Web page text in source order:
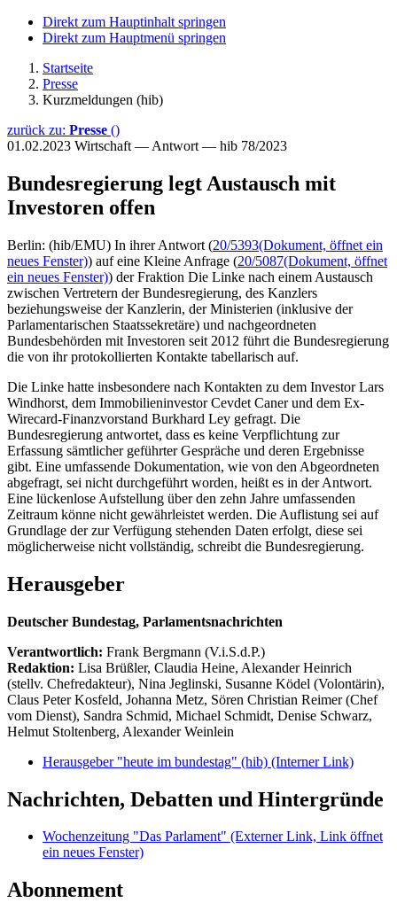
Direkt zum Hauptinhalt springen
Direkt zum Hauptmenü springen
Startseite
Presse
Kurzmeldungen (hib)
zurück zu: Presse ()
01.02.2023 Wirtschaft — Antwort — hib 78/2023
Bundesregierung legt Austausch mit
Investoren offen
Berlin: (hib/EMU) In ihrer Antwort (20/5393(Dokument, öffnet ein
neues Fenster)) auf eine Kleine Anfrage (20/5087(Dokument, öffnet
ein neues Fenster)) der Fraktion Die Linke nach einem Austausch
zwischen Vertretern der Bundesregierung, des Kanzlers
beziehungsweise der Kanzlerin, der Ministerien (inklusive der
Parlamentarischen Staatssekretäre) und nachgeordneten
Bundesbehörden mit Investoren seit 2012 führt die Bundesregierung
die von ihr protokollierten Kontakte tabellarisch auf.
Die Linke hatte insbesondere nach Kontakten zu dem Investor Lars
Windhorst, dem Immobilieninvestor Cevdet Caner und dem Ex-
Wirecard-Finanzvorstand Burkhard Ley gefragt. Die
Bundesregierung antwortet, dass es keine Verpflichtung zur
Erfassung sämtlicher geführter Gespräche und deren Ergebnisse
gibt. Eine umfassende Dokumentation, wie von den Abgeordneten
abgefragt, sei nicht durchgeführt worden, heißt es in der Antwort.
Eine lückenlose Aufstellung über den zehn Jahre umfassenden
Zeitraum könne nicht gewährleistet werden. Die Auflistung sei auf
Grundlage der zur Verfügung stehenden Daten erfolgt, diese sei
möglicherweise nicht vollständig, schreibt die Bundesregierung.
Herausgeber
Deutscher Bundestag, Parlamentsnachrichten
Verantwortlich: Frank Bergmann (V.i.S.d.P.)
Redaktion: Lisa Brüßler, Claudia Heine, Alexander Heinrich
(stellv. Chefredakteur), Nina Jeglinski, Susanne Ködel (Volontärin),
Claus Peter Kosfeld, Johanna Metz, Sören Christian Reimer (Chef
vom Dienst), Sandra Schmid, Michael Schmidt, Denise Schwarz,
Helmut Stoltenberg, Alexander Weinlein
Herausgeber "heute im bundestag" (hib) (Interner Link)
Nachrichten, Debatten und Hintergründe
Wochenzeitung "Das Parlament" (Externer Link, Link öffnet
ein neues Fenster)
Abonnement